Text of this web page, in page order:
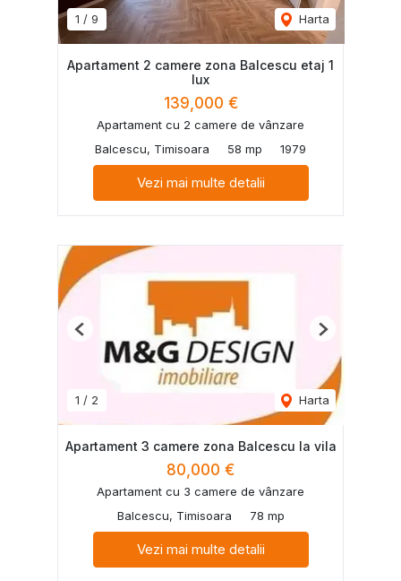
1 / 9 Harta
Apartament 2 camere zona Balcescu etaj 1
lux
139,000 €
Apartament cu 2 camere de vânzare
Balcescu, Timisoara
58 mp 1979
Vezi mai multe detalii
1 / 2 Harta
Previous Next
Apartament 3 camere zona Balcescu la vila
80,000 €
Apartament cu 3 camere de vânzare
Balcescu, Timisoara
78 mp
Vezi mai multe detalii